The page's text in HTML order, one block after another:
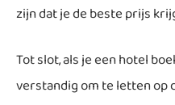
zijn dat je de beste prijs
Tot slot, als je een hotel
verstandig om te letten op